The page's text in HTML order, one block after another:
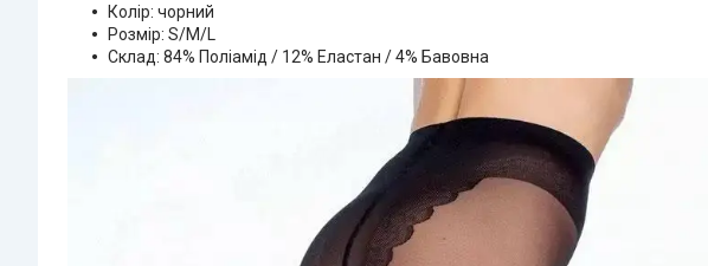
Колір: чорний
Розмір: S/M/L
Склад: 84% Поліамід / 12% Еластан / 4% Бавовна